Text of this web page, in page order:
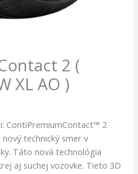
2 (
XL AO )
ContiPremiumContact™ 2
technický smer v
Táto nová technológia
aj suchej vozovke. Tieto 3D